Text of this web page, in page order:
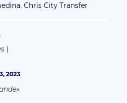
Chris City Transfer
)
2023